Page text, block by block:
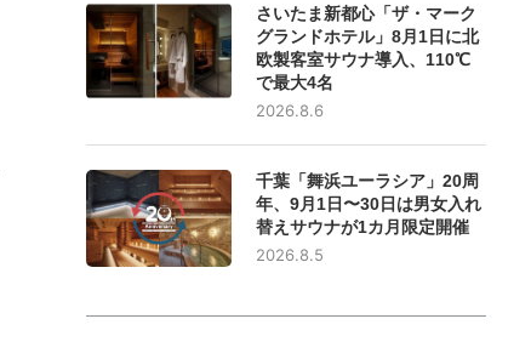
さいたま新都心「ザ・マーク
グランドホテル」8月1日に北
欧製客室サウナ導入、110℃
で最大4名
2026.8.6
千葉「舞浜ユーラシア」20周
年、9月1日〜30日は男女入れ
替えサウナが1カ月限定開催
2026.8.5